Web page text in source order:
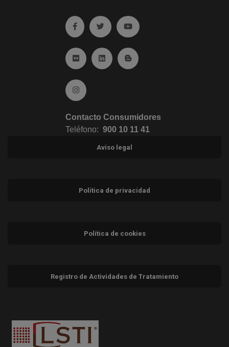
Ir a facebook (abre en ventana nueva)
Ir a twitter (abre en ventana nueva)
Ir a YouTube (abre en
Ir a Flickr (abre en ventana nueva)
Ir a Linkedin (abre en ventana nueva)
Ir al Blog (abre en ventana
Ir a Instagram (abre en ventana nueva)
Contacto Consumidores
Teléfono: 900 10 11 41
Aviso legal
Política de privacidad
Política de cookies
Registro de Actividades de Tratamiento